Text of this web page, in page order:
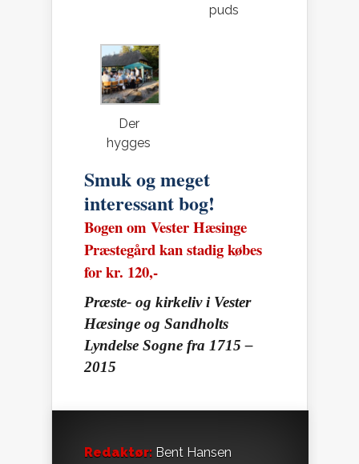
puds
Der
hygges
Smuk og meget
interessant bog!
Bogen om Vester Hæsinge
Præstegård kan stadig købes
for kr. 120,-
Præste- og kirkeliv i Vester
Hæsinge og Sandholts
Lyndelse Sogne fra 1715 –
2015
Redaktør: Bent Hansen